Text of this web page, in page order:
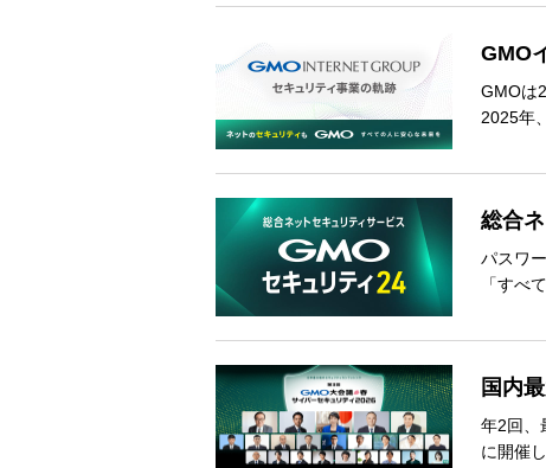
GMO
GMOは
2025年
総合
パスワ
「すべ
国内
年2回、
に開催